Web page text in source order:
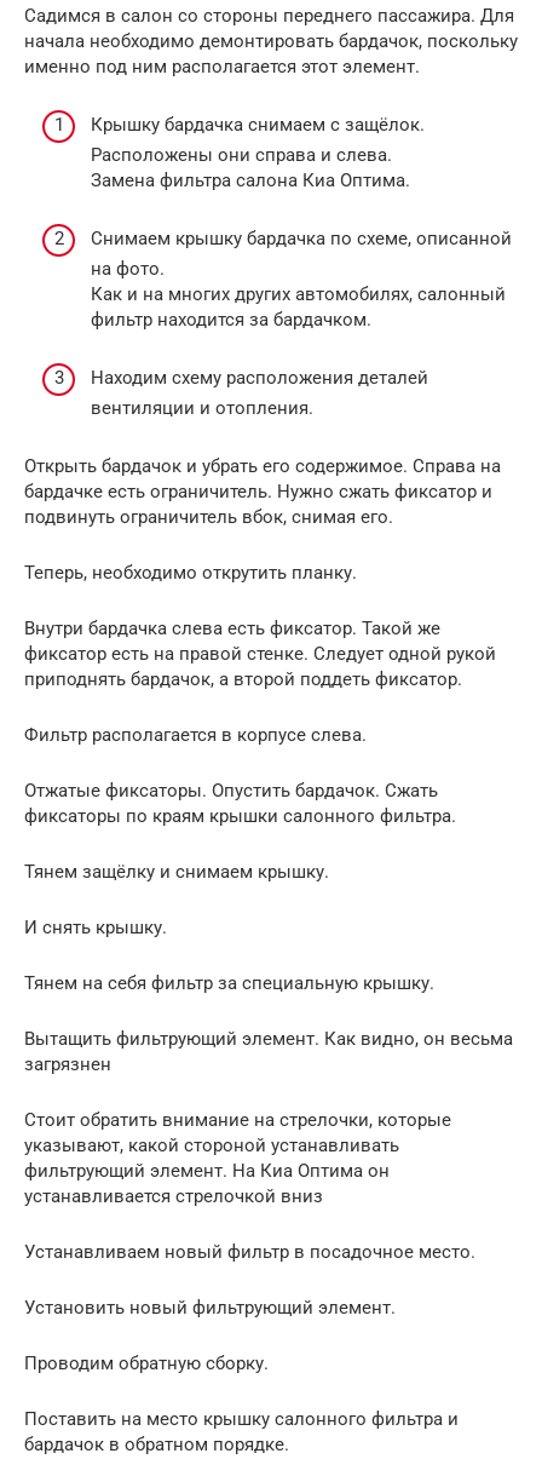
Садимся в салон со стороны переднего пассажира. Для
начала необходимо демонтировать бардачок, поскольку
именно под ним располагается этот элемент.
Крышку бардачка снимаем с защёлок.
Расположены они справа и слева.
Замена фильтра салона Киа Оптима.
Снимаем крышку бардачка по схеме, описанной
на фото.
Как и на многих других автомобилях, салонный
фильтр находится за бардачком.
Находим схему расположения деталей
вентиляции и отопления.
Открыть бардачок и убрать его содержимое. Справа на
бардачке есть ограничитель. Нужно сжать фиксатор и
подвинуть ограничитель вбок, снимая его.
Теперь, необходимо открутить планку.
Внутри бардачка слева есть фиксатор. Такой же
фиксатор есть на правой стенке. Следует одной рукой
приподнять бардачок, а второй поддеть фиксатор.
Фильтр располагается в корпусе слева.
Отжатые фиксаторы. Опустить бардачок. Сжать
фиксаторы по краям крышки салонного фильтра.
Тянем защёлку и снимаем крышку.
И снять крышку.
Тянем на себя фильтр за специальную крышку.
Вытащить фильтрующий элемент. Как видно, он весьма
загрязнен
Стоит обратить внимание на стрелочки, которые
указывают, какой стороной устанавливать
фильтрующий элемент. На Киа Оптима он
устанавливается стрелочкой вниз
Устанавливаем новый фильтр в посадочное место.
Установить новый фильтрующий элемент.
Проводим обратную сборку.
Поставить на место крышку салонного фильтра и
бардачок в обратном порядке.